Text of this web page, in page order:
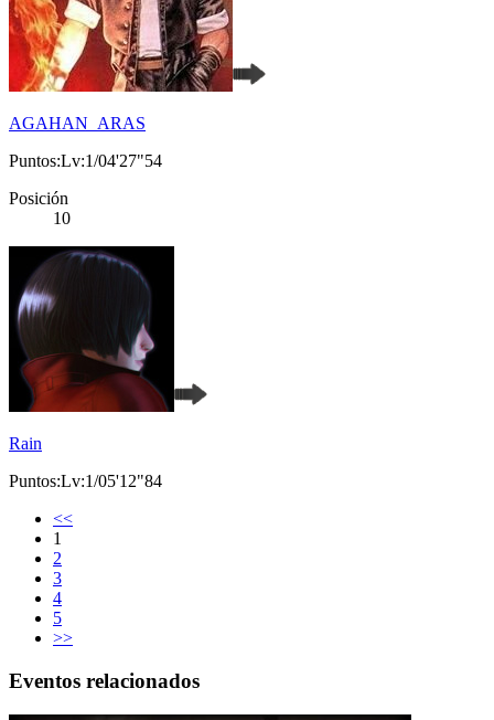
AGAHAN_ARAS
Puntos:Lv:1/04'27"54
Posición
10
Rain
Puntos:Lv:1/05'12"84
<<
1
2
3
4
5
>>
Eventos relacionados